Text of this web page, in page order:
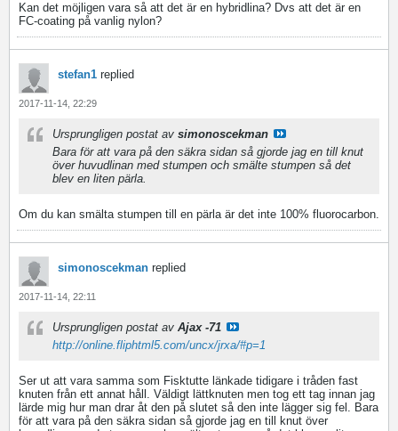
Kan det möjligen vara så att det är en hybridlina? Dvs att det är en
FC-coating på vanlig nylon?
stefan1 replied
2017-11-14, 22:29
Ursprungligen postat av simonoscekman
Bara för att vara på den säkra sidan så gjorde jag en till knut
över huvudlinan med stumpen och smälte stumpen så det
blev en liten pärla.
Om du kan smälta stumpen till en pärla är det inte 100% fluorocarbon.
simonoscekman replied
2017-11-14, 22:11
Ursprungligen postat av Ajax -71
http://online.fliphtml5.com/uncx/jrxa/#p=1
Ser ut att vara samma som Fisktutte länkade tidigare i tråden fast
knuten från ett annat håll. Väldigt lättknuten men tog ett tag innan jag
lärde mig hur man drar åt den på slutet så den inte lägger sig fel. Bara
för att vara på den säkra sidan så gjorde jag en till knut över